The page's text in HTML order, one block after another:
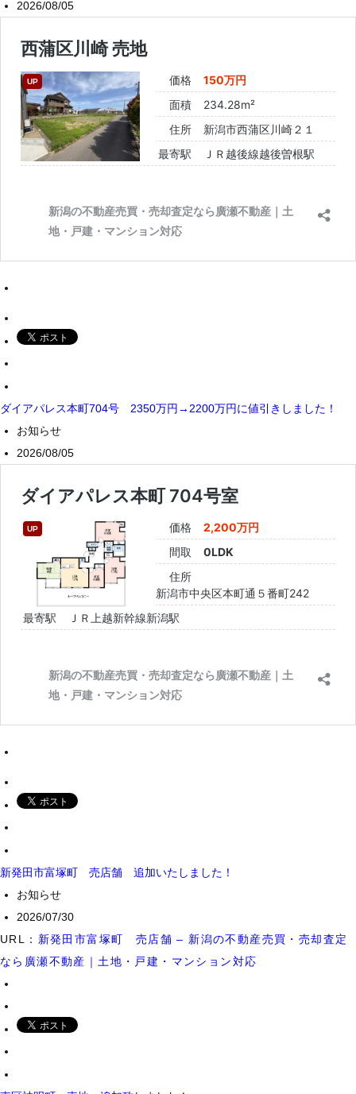
2026/08/05
ダイアパレス本町704号 2350万円→2200万円に値引きしました！
お知らせ
2026/08/05
新発田市富塚町 売店舗 追加いたしました！
お知らせ
2026/07/30
URL： 新発田市富塚町 売店舗 – 新潟の不動産売買・売却査定
なら廣瀬不動産｜土地・戸建・マンション対応